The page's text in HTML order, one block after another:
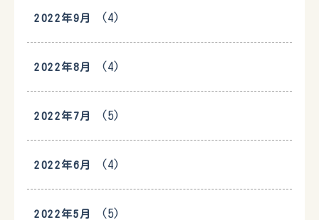
2022年9月 (4)
2022年8月 (4)
2022年7月 (5)
2022年6月 (4)
2022年5月 (5)